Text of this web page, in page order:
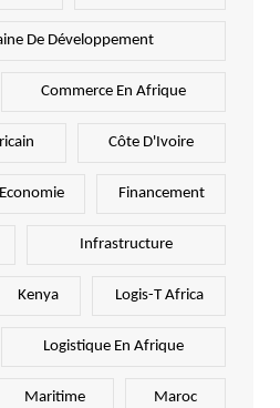
De Développement
Commerce En Afrique
Côte D'Ivoire
Economie Financement
Infrastructure
Kenya Logis-T Africa
Logistique En Afrique
Maritime Maroc